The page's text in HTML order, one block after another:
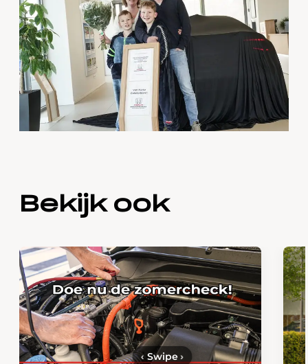
Bekijk ook
‹ Swipe›